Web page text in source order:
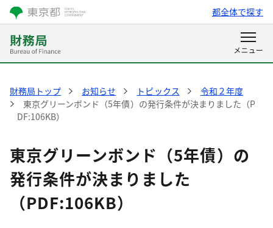
都全体で探す
財務局トップ お知らせ トピックス
令和２年度
東京グリーンボンド（5年債）の発行条件が決まりました（P
DF:106KB）
東京グリーンボンド（5年債）の
発行条件が決まりました
（PDF:106KB）